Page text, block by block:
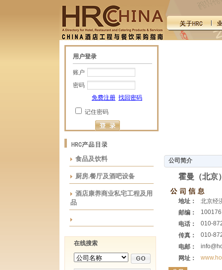
用户登录
账户
密码
免费注册 找回密码
记住密码
食品及饮料
厨房.餐厅及酒吧设备
酒店康养商业私宅工程及用
品
在线搜索
公司简介
霍曼（北京
地址：
北京经
邮编：
100176
电话：
010-
传真：
010-
电邮：
网址：